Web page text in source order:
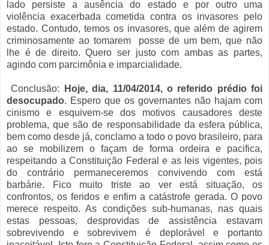
lado persiste a ausência do estado e por outro uma
violência exacerbada cometida contra os invasores pelo
estado. Contudo, temos os invasores, que além de agirem
criminosamente ao tomarem posse de um bem, que não
lhe é de direito. Quero ser justo com ambas as partes,
agindo com parcimônia e imparcialidade.
Conclusão:
Hoje, dia, 11/04/2014, o referido prédio foi
desocupado. Espero que os governantes não hajam com
cinismo e esquivem-se dos motivos causadores deste
problema, que são de responsabilidade da esfera pública,
bem como desde já, conclamo a todo o povo brasileiro, para
ao se mobilizem o façam de forma ordeira e pacifica,
respeitando a Constituição Federal e as leis vigentes, pois
do contrário permaneceremos convivendo com está
barbárie. Fico muito triste ao ver está situação, os
confrontos, os feridos e enfim a catástrofe gerada. O povo
merece respeito. As condições sub-humanas, nas quais
estas pessoas, desprovidas de assistência estavam
sobrevivendo e sobrevivem é deplorável e portanto